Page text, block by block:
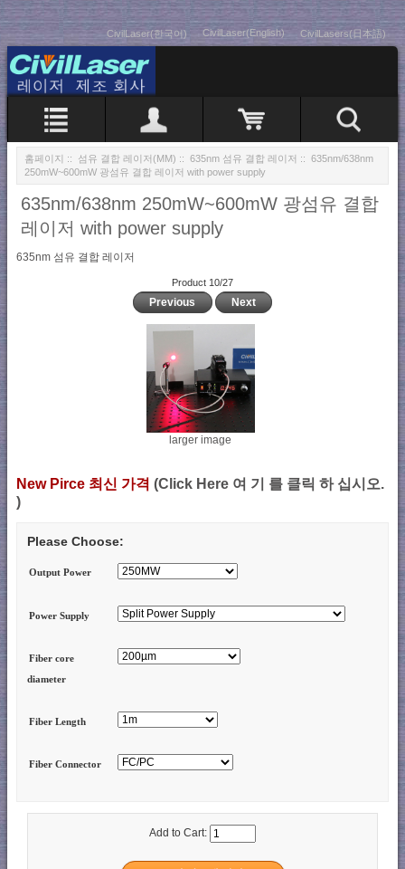
CivilLaser(한국어) CivilLaser(English) CivilLasers(日本語)
홈페이지 :: 섬유 결합 레이저(MM) :: 635nm 섬유 결합 레이저 :: 635nm/638nm
250mW~600mW 광섬유 결합 레이저 with power supply
635nm/638nm 250mW~600mW 광섬유 결합
레이저 with power supply
635nm 섬유 결합 레이저
Product 10/27
Previous Next
larger image
New Pirce 최신 가격 (Click Here 여 기 를 클릭 하 십시오.
)
Please Choose:
Output Power
Power Supply
Fiber core
diameter
Fiber Length
Fiber Connector
Add to Cart: